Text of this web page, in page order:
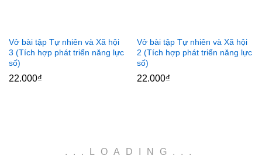
Vở bài tập Tự nhiên và Xã hội
3 (Tích hợp phát triển năng lực
số)
22.000₫
Vở bài tập Tự nhiên và Xã hội
2 (Tích hợp phát triển năng lực
số)
22.000₫
. . . LOADING . . .